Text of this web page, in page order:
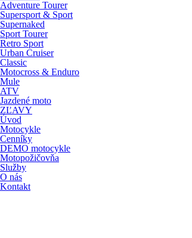
Adventure Tourer
Supersport & Sport
Supernaked
Sport Tourer
Retro Sport
Urban Cruiser
Classic
Motocross & Enduro
Mule
ATV
Jazdené moto
ZĽAVY
Úvod
Motocykle
Cenníky
DEMO motocykle
Motopožičovňa
Služby
O nás
Kontakt